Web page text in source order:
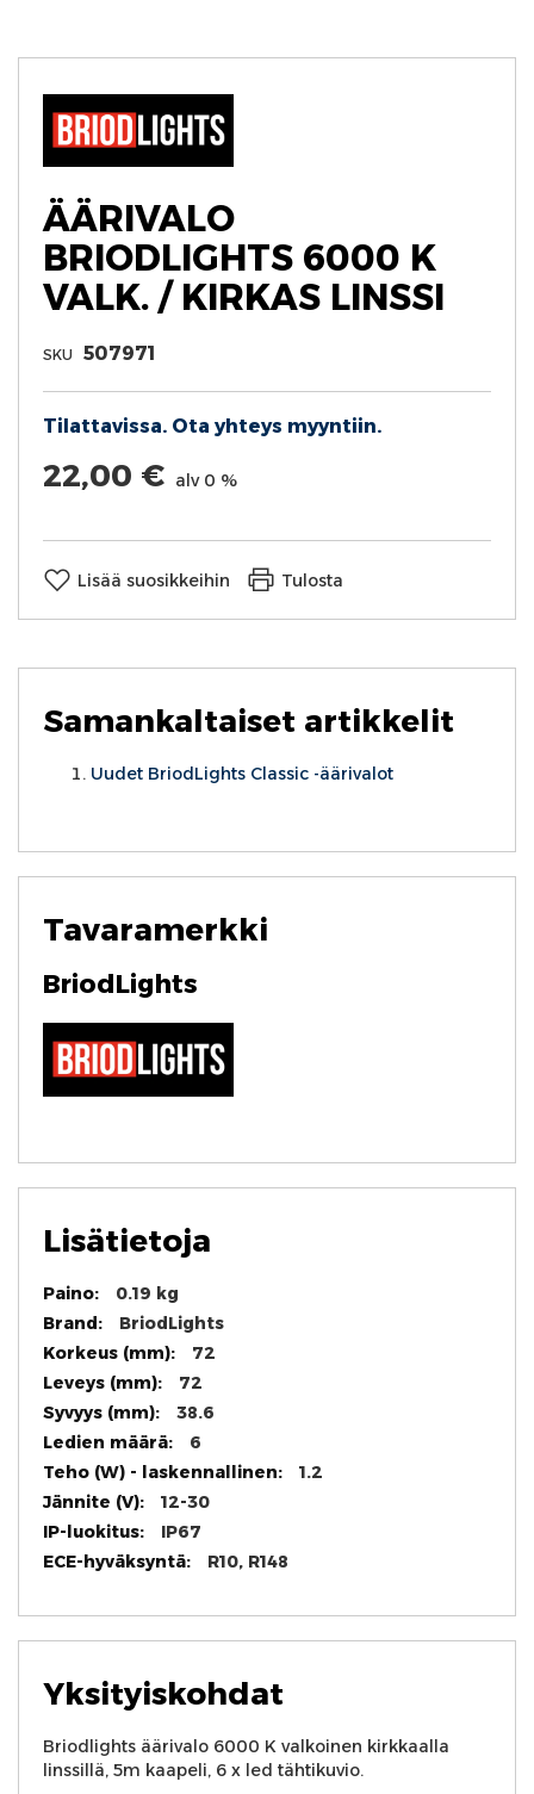
beginning
images
ÄÄRIVALO
BRIODLIGHTS 6000 K
VALK. / KIRKAS LINSSI
SKU 507971
22,00 € alv 0 %
Tilattavissa. Ota yhteys myyntiin.
Lisää suosikkeihin Tulosta
Yksityiskohdat
Briodlights äärivalo 6000 K valkoinen kirkkaalla
linssillä, 5m kaapeli, 6 x led tähtikuvio.
Lisätietoja
Lisätietoja0.19 kg
BriodLights
72
72
38.6
6
1.2
12-30
IP67
R10, R148
Samankaltaiset artikkelit
Uudet BriodLights Classic -äärivalot
Tavaramerkki
BriodLights